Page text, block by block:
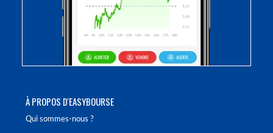
À PROPOS D'EASYBOURSE
Qui sommes-nous ?